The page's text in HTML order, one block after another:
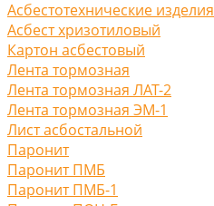
Асбестотехнические изделия
Асбест хризотиловый
Картон асбестовый
Лента тормозная
Лента тормозная ЛАТ-2
Лента тормозная ЭМ-1
Лист асбостальной
Паронит
Паронит ПМБ
Паронит ПМБ-1